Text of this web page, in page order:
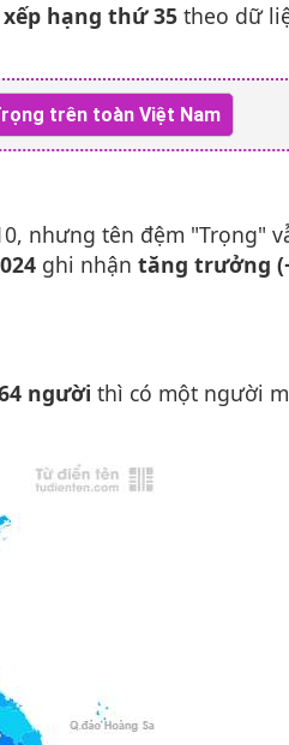
xếp hạng thứ 35 theo dữ
trên toàn Việt Nam
nhưng tên đệm "Trọng"
ghi nhận tăng trưởng
người thì có một người